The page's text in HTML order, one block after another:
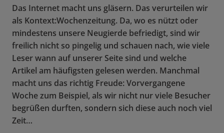
Das Internet macht uns gläsern. Das verurteilen wir
als Kontext:Wochenzeitung. Da, wo es nützt oder
mindestens unsere Neugierde befriedigt, sind wir
freilich nicht so pingelig und schauen nach, wie viele
Leser wann auf unserer Seite sind und welche
Artikel am häufigsten gelesen werden. Manchmal
macht uns das richtig Freude: Vorvergangene
Woche zum Beispiel, als wir nicht nur viele Besucher
begrüßen durften, sondern sich diese auch noch viel
Zeit…